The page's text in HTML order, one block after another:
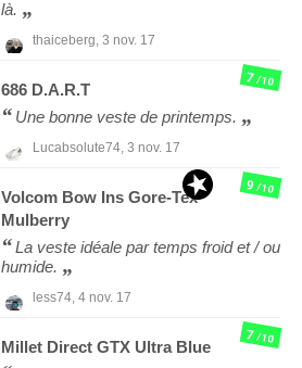
là.
thaiceberg, 3 nov. 17
686 D.A.R.T
Une bonne veste de printemps.
Lucabsolute74, 3 nov. 17
7/10
Volcom Bow Ins Gore-Tex
Mulberry
La veste idéale par temps froid et / ou
humide.
less74, 4 nov. 17
9/10
Millet Direct GTX Ultra Blue
7/10